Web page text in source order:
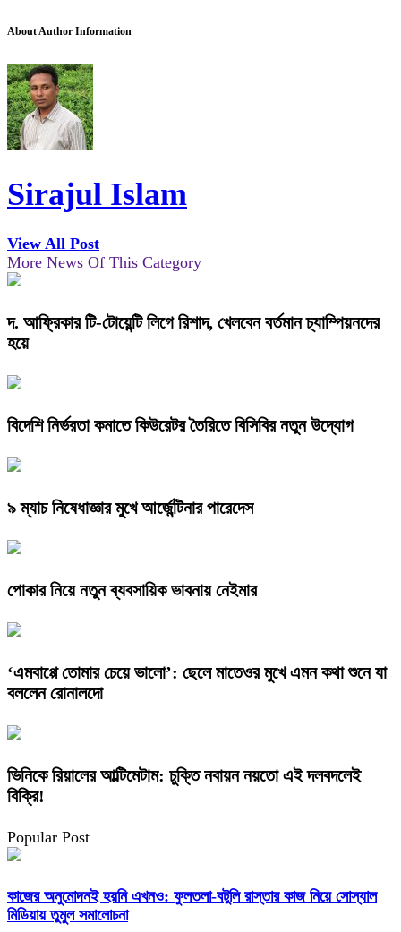
About Author Information
Sirajul Islam
View All Post
More News Of This Category
দ. আফ্রিকার টি-টোয়েন্টি লিগে রিশাদ, খেলবেন বর্তমান চ্যাম্পিয়নদের
হয়ে
বিদেশি নির্ভরতা কমাতে কিউরেটর তৈরিতে বিসিবির নতুন উদ্যোগ
৯ ম্যাচ নিষেধাজ্ঞার মুখে আর্জেন্টিনার পারেদেস
পোকার নিয়ে নতুন ব্যবসায়িক ভাবনায় নেইমার
‘এমবাপ্পে তোমার চেয়ে ভালো’: ছেলে মাতেওর মুখে এমন কথা শুনে যা
বললেন রোনালদো
ভিনিকে রিয়ালের আল্টিমেটাম: চুক্তি নবায়ন নয়তো এই দলবদলেই
বিক্রি!
Popular Post
কাজের অনুমোদনই হয়নি এখনও: ফুলতলা-বটুলি রাস্তার কাজ নিয়ে সোস্যাল
মিডিয়ায় তুমুল সমালোচনা